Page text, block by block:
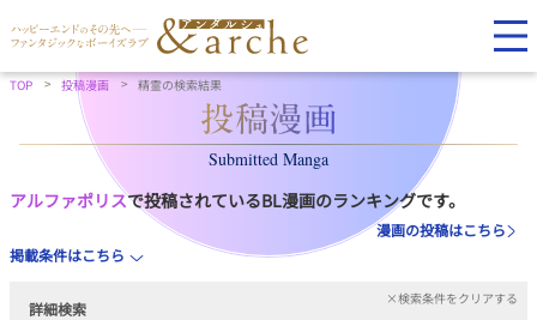
TOP 投稿漫画 精霊の検索結果
Submitted Manga
アルファポリスで投稿されているBL漫画のランキングです。
漫画の投稿はこちら
掲載条件はこちら
詳細検索
×検索条件をクリアする